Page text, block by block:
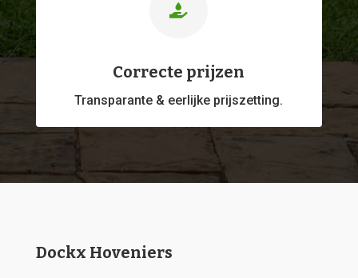

Correcte prijzen
Transparante & eerlijke prijszetting.
Dockx Hoveniers